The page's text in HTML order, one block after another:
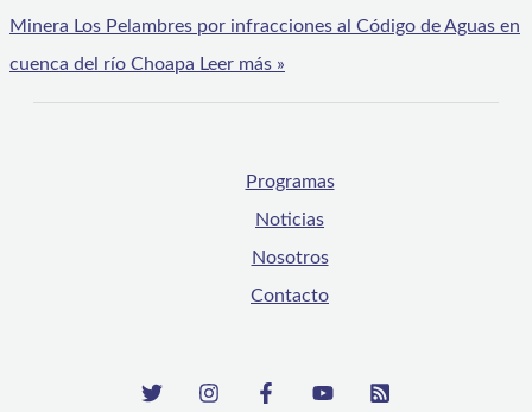
Minera Los Pelambres por infracciones al Código de Aguas en
cuenca del río Choapa Leer más »
Programas
Noticias
Nosotros
Contacto